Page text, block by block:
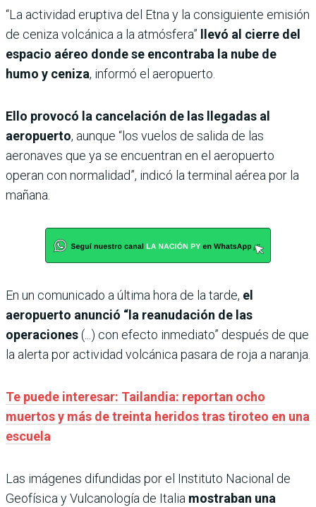
“La actividad eruptiva del Etna y la consiguiente emisión
de ceniza volcánica a la atmósfera” llevó al cierre del
espacio aéreo donde se encontraba la nube de
humo y ceniza, informó el aeropuerto.
Ello provocó la cancelación de las llegadas al
aeropuerto, aunque “los vuelos de salida de las
aeronaves que ya se encuentran en el aeropuerto
operan con normalidad”, indicó la terminal aérea por la
mañana.
En un comunicado a última hora de la tarde, el
aeropuerto anunció “la reanudación de las
operaciones(...) con efecto inmediato” después de que
la alerta por actividad volcánica pasara de roja a naranja.
Te puede interesar: Tailandia: reportan ocho
muertos y más de treinta heridos tras tiroteo en una
escuela
Las imágenes difundidas por el Instituto Nacional de
Geofísica y Vulcanología de Italia mostraban una